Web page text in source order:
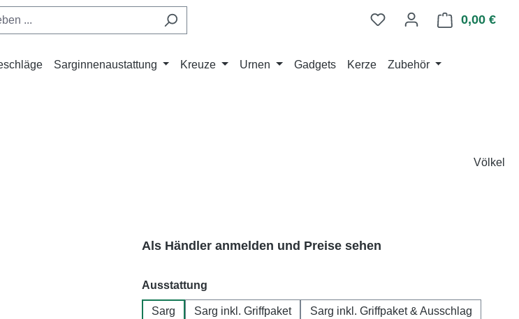
0,00 €
Sarginnenaustattung Kreuze Urnen Gadgets Kerze Zubehör
Völkel
Als Händler anmelden und Preise sehen
Ausstattung
Sarg Sarg inkl. Griffpaket Sarg inkl. Griffpaket & Ausschlag